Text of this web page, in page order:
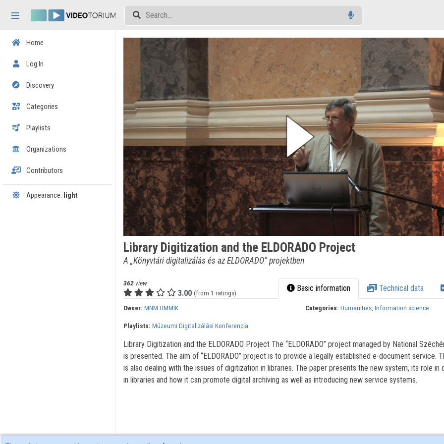
Home
Log In
Discovery
Categories
Playlists
Organizations
Contributors
Appearance: light
Library Digitization and the ELDORADO Project
A „Könyvtári digitalizálás és az ELDORADO” projektben
362view
3.00 (from 1 ratings) Basic information Technical data
Owner: MNM OMMIK Categories: Humanities,Information science
Playlists: Múzeumi Digitalizálási Konferencia
Library Digitization and the ELDORADO Project The “ELDORADO” project managed by National
is presented. The aim of “ELDORADO” project is to provide a legally established e-document service.
is also dealing with the issues of digitization in libraries. The paper presents the new system, its role in
in libraries and how it can promote digital archiving as well as introducing new service systems.